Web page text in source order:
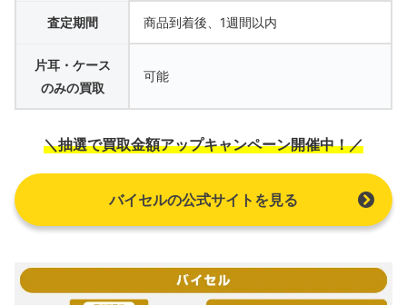
査定期間 商品到着後、1週間以内
片耳・ケース
のみの買取
可能
＼抽選で買取金額アップキャンペーン開催中！／
バイセルの公式サイトを見る